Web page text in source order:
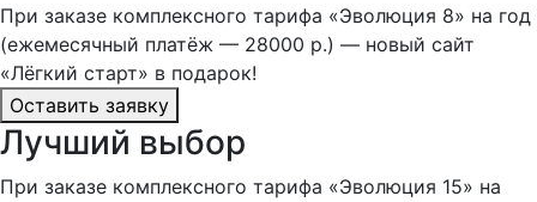
При заказе комплексного тарифа «Эволюция 8» на год
(ежемесячный платёж — 28000 р.) — новый сайт
«Лёгкий старт» в подарок!
Оставить заявку
Лучший выбор
При заказе комплексного тарифа «Эволюция 15» на